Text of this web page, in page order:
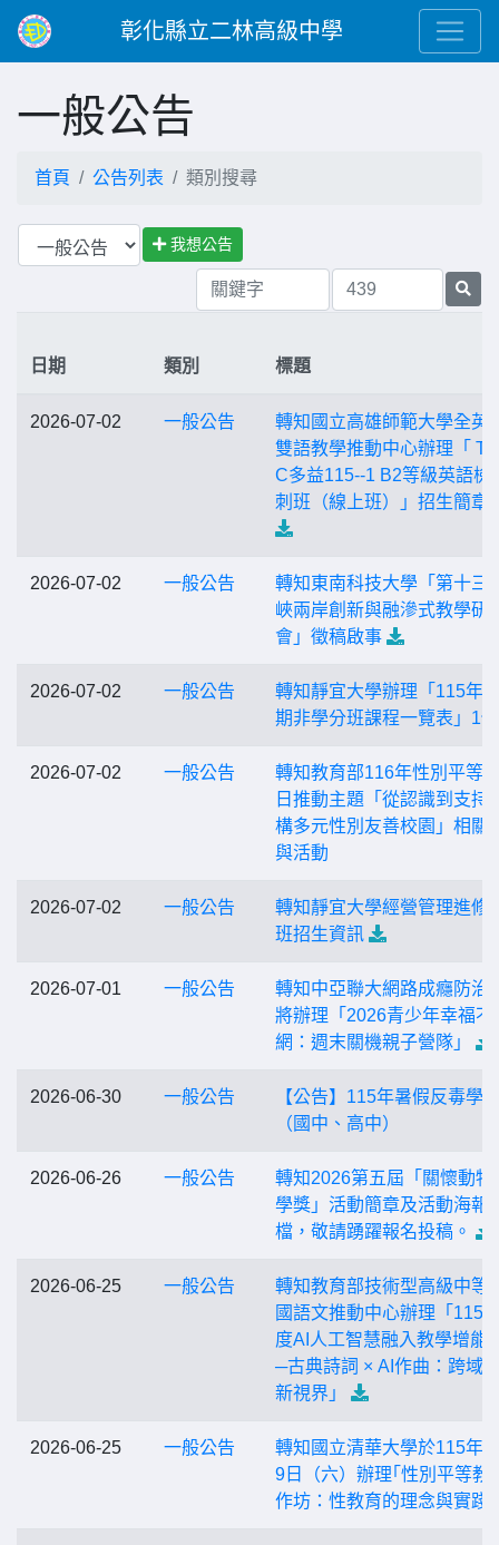
彰化縣立二林高級中學
一般公告
首頁 公告列表 類別搜尋
我想公告
日期 類別 標題
2026-07-02 一般公告
轉知國立高雄師範大學全英
雙語教學推動中心辦理「
C多益115--1 B2等級英語檢
刺班（線上班）」招生簡章
2026-07-02 一般公告
轉知東南科技大學「第十三
峽兩岸創新與融滲式教學研
會」徵稿啟事
2026-07-02 一般公告
轉知靜宜大學辦理「115年
期非學分班課程一覽表」1份
2026-07-02 一般公告
轉知教育部116年性別平等
日推動主題「從認識到支持
構多元性別友善校園」相關
與活動
2026-07-02 一般公告
轉知靜宜大學經營管理進修
班招生資訊
2026-07-01 一般公告
轉知中亞聯大網路成癮防治
將辦理「2026青少年幸福不
網：週末關機親子營隊」
2026-06-30 一般公告
【公告】115年暑假反毒學
（國中、高中）
2026-06-26 一般公告
轉知2026第五屆「關懷動物
學獎」活動簡章及活動海報
檔，敬請踴躍報名投稿。
2026-06-25 一般公告
轉知教育部技術型高級中等
國語文推動中心辦理「115
度AI人工智慧融入教學增能
─古典詩詞 × AI作曲：跨域
新視界」
2026-06-25 一般公告
轉知國立清華大學於115年8
9日（六）辦理｢性別平等教
作坊：性教育的理念與實踐｣